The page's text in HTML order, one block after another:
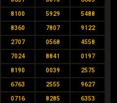
8100 5929 5488
8360 7807 9122
2707 0568 4558
7024 8841 0197
8190 0039 2575
6763 2555 9627
0716 8285 6353